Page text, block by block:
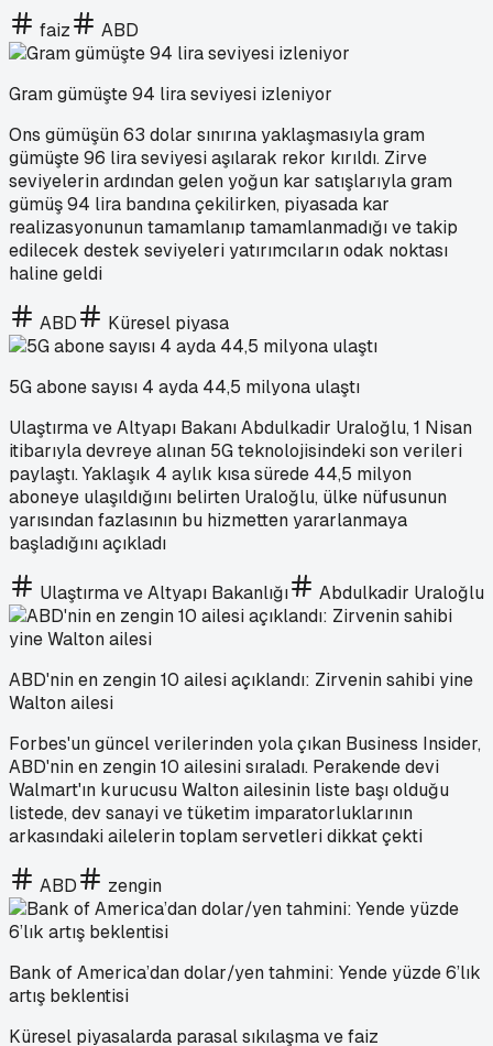
faiz ABD
Gram gümüşte 94 lira seviyesi izleniyor
Ons gümüşün 63 dolar sınırına yaklaşmasıyla gram
gümüşte 96 lira seviyesi aşılarak rekor kırıldı. Zirve
seviyelerin ardından gelen yoğun kar satışlarıyla gram
gümüş 94 lira bandına çekilirken, piyasada kar
realizasyonunun tamamlanıp tamamlanmadığı ve takip
edilecek destek seviyeleri yatırımcıların odak noktası
haline geldi
ABD Küresel piyasa
5G abone sayısı 4 ayda 44,5 milyona ulaştı
Ulaştırma ve Altyapı Bakanı Abdulkadir Uraloğlu, 1 Nisan
itibarıyla devreye alınan 5G teknolojisindeki son verileri
paylaştı. Yaklaşık 4 aylık kısa sürede 44,5 milyon
aboneye ulaşıldığını belirten Uraloğlu, ülke nüfusunun
yarısından fazlasının bu hizmetten yararlanmaya
başladığını açıkladı
Ulaştırma ve Altyapı Bakanlığı Abdulkadir Uraloğlu
ABD'nin en zengin 10 ailesi açıklandı: Zirvenin sahibi yine
Walton ailesi
Forbes'un güncel verilerinden yola çıkan Business Insider,
ABD'nin en zengin 10 ailesini sıraladı. Perakende devi
Walmart'ın kurucusu Walton ailesinin liste başı olduğu
listede, dev sanayi ve tüketim imparatorluklarının
arkasındaki ailelerin toplam servetleri dikkat çekti
ABD zengin
Bank of America’dan dolar/yen tahmini: Yende yüzde 6’lık
artış beklentisi
Küresel piyasalarda parasal sıkılaşma ve faiz